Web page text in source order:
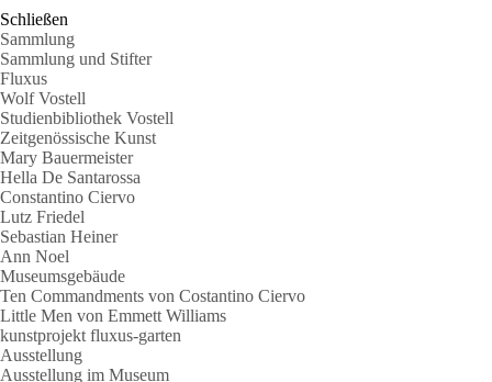
Schließen
Sammlung
Sammlung und Stifter
Fluxus
Wolf Vostell
Studienbibliothek Vostell
Zeitgenössische Kunst
Mary Bauermeister
Hella De Santarossa
Constantino Ciervo
Lutz Friedel
Sebastian Heiner
Ann Noel
Museumsgebäude
Ten Commandments von Costantino Ciervo
Little Men von Emmett Williams
kunstprojekt fluxus-garten
Ausstellung
Ausstellung im Museum